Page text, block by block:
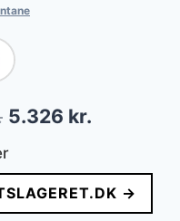
Den
oprindelige
pris
var:
5.326 kr.
pris
er:
→